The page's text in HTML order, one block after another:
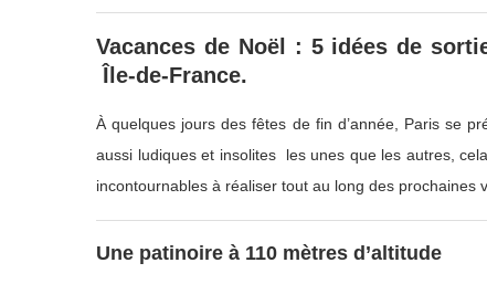
Vacances de Noël : 5 idées de
Île-de-France.
À quelques jours des fêtes de fin d’année, Paris se
aussi ludiques et insolites les unes que les autres,
incontournables à réaliser tout au long des prochaines
Une patinoire à 110 mètres d’altitude